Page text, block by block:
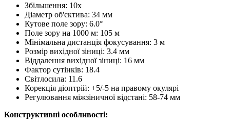
Збільшення: 10x
Діаметр об'єктива: 34 мм
Кутове поле зору: 6.0°
Поле зору на 1000 м: 105 м
Мінімальна дистанція фокусування: 3 м
Розмір вихідної зіниці: 3.4 мм
Віддалення вихідної зіниці: 16 мм
Фактор сутінків: 18.4
Світлосила: 11.6
Корекція діоптрій: +5/-5 на правому окулярі
Регулювання міжзіничної відстані: 58-74 мм
Конструктивні особливості: